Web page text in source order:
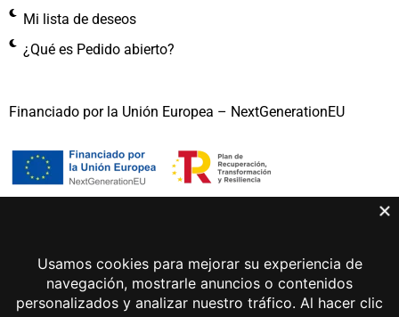
Mi lista de deseos
¿Qué es Pedido abierto?
Financiado por la Unión Europea – NextGenerationEU
Aviso legal